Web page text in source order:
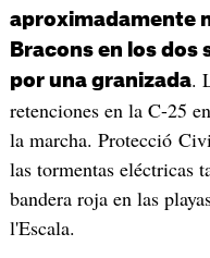
aproximadamente
Bracons en los dos
por una granizada.
retenciones en la C-25
la marcha. Protecció
las tormentas eléctricas
bandera roja en las
l'Escala.